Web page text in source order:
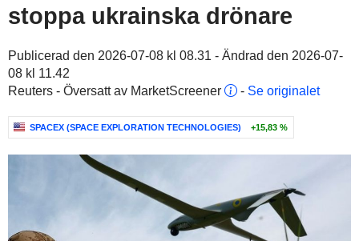
stoppa ukrainska drönare
Publicerad den 2026-07-08 kl 08.31 - Ändrad den 2026-07-
08 kl 11.42
Reuters - Översatt av MarketScreener
- Se originalet
SPACEX (SPACE EXPLORATION TECHNOLOGIES) +15,83 %